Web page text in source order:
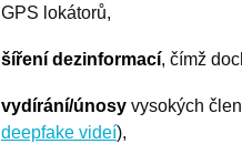
GPS lokátorů,
šíření dezinformací, čímž
vydírání/únosyvysokých
deepfake videí),
i6IISId
I6COMPARECOUNT